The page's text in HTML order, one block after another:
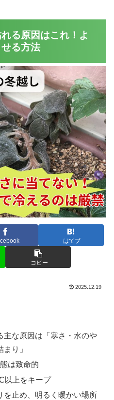
る原因はこれ！よ
る方法
はてブ
コピー
2025.12.19
主な原因は「寒さ・水のや
り」
は致命的
以上をキープ
を止め、明るく暖かい場所